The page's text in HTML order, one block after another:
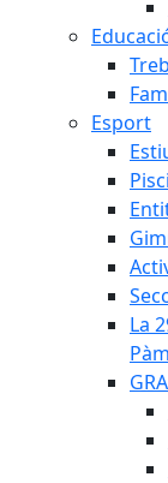
Esport
La